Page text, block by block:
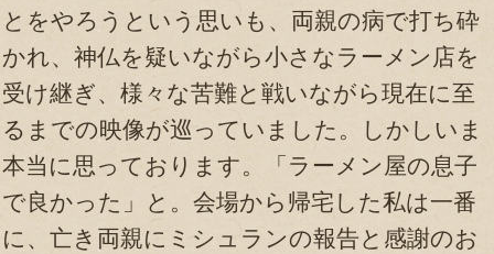
とをやろうという思いも、両親の病で打ち砕
かれ、神仏を疑いながら小さなラーメン店を
受け継ぎ、様々な苦難と戦いながら現在に至
るまでの映像が巡っていました。しかしいま
本当に思っております。「ラーメン屋の息子
で良かった」と。会場から帰宅した私は一番
に、亡き両親にミシュランの報告と感謝のお